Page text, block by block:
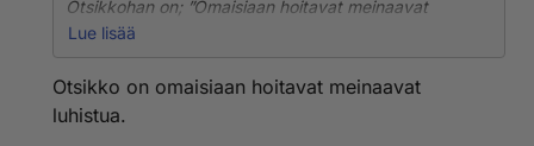
Otsikkohan on; ”Omaisiaan hoitavat meinaavat
luhistua.”
ole nähnyt yhtään onnistunutta omaishoitajuutta niistä
pikemminkin olleet epätoivoisia viritelmiä.
Lue lisää
Otsikko on omaisiaan hoitavat meinaavat
luhistua.